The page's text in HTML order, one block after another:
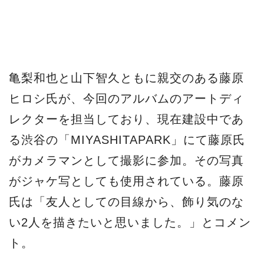
ト。
4月2日にはリード曲のMV（ミュ
ージックビデオ）が解禁
4月2日に、オリジナルアルバム「SI」より
リード曲のミュージックビデオの解禁が予
定されている。